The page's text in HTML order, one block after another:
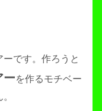
です。作ろうと
ーを作るモチベー